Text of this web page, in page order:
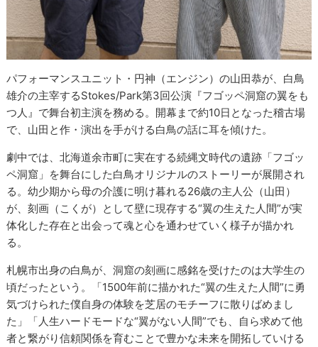
パフォーマンスユニット・円神（エンジン）の山田恭が、白鳥
雄介の主宰するStokes/Park第3回公演『フゴッペ洞窟の翼をも
つ人』で舞台初主演を務める。開幕まで約10日となった稽古場
で、山田と作・演出を手がける白鳥の話に耳を傾けた。
劇中では、北海道余市町に実在する続縄文時代の遺跡「フゴッ
ペ洞窟」を舞台にした白鳥オリジナルのストーリーが展開され
る。幼少期から母の介護に明け暮れる26歳の主人公（山田）
が、刻画（こくが）として壁に現存する“翼の生えた人間”が実
体化した存在と出会って魂と心を通わせていく様子が描かれ
る。
札幌市出身の白鳥が、洞窟の刻画に感銘を受けたのは大学生の
頃だったという。「1500年前に描かれた“翼の生えた人間”に勇
気づけられた僕自身の体験を芝居のモチーフに散りばめまし
た」「人生ハードモードな“翼がない人間”でも、自ら求めて他
者と繋がり信頼関係を育むことで豊かな未来を開拓していける